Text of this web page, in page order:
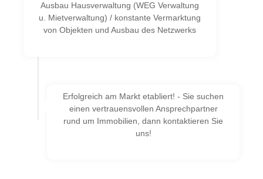
Ausbau Hausverwaltung (WEG Verwaltung
u. Mietverwaltung) / konstante Vermarktung
von Objekten und Ausbau des Netzwerks
Erfolgreich am Markt etabliert! - Sie suchen
einen vertrauensvollen Ansprechpartner
rund um Immobilien, dann kontaktieren Sie
uns!